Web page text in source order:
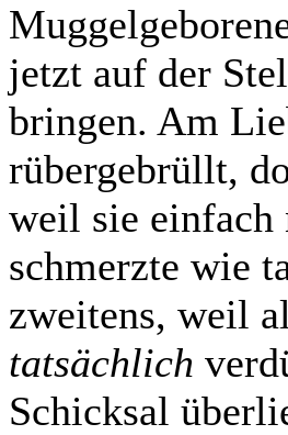
jetzt auf der
bringen. Am
rübergebrüllt,
weil sie einfach
schmerzte wie
zweitens, weil
tatsächlich
Schicksal